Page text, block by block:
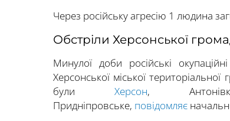
Через російську агресію 1 людина
Обстріли Херсонської
Минулої доби російські
Херсонської міської
були Херсон,
Придніпровське, повідомляє